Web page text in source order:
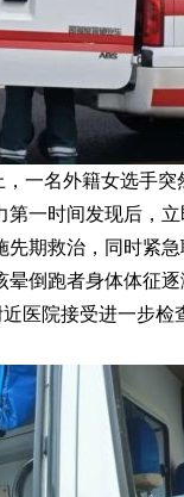
一名外籍女选手突
一时间发现后，
期救治，同时紧
倒跑者身体体征
医院接受进一步检